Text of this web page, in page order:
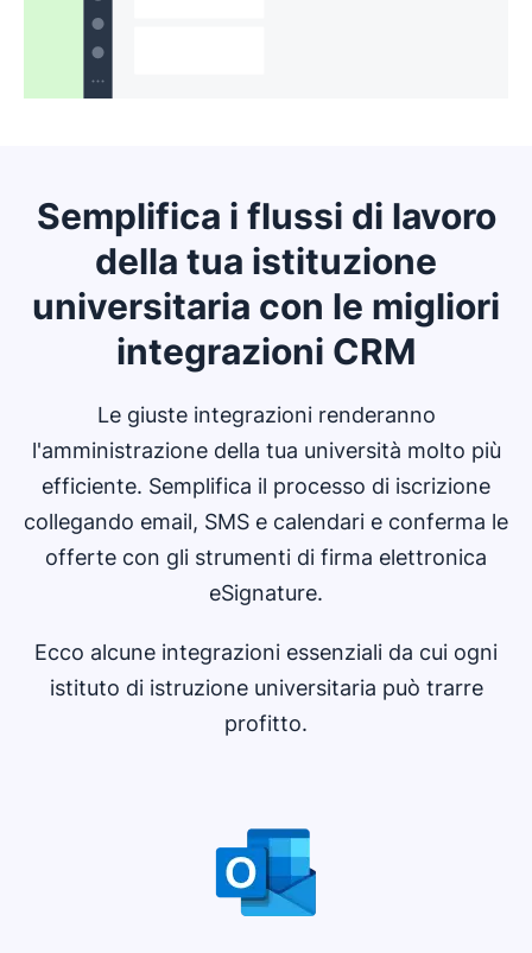
opportuno. Semplifica i compiti del tuo impiegato
marketing per fornire aggiornamenti trasparenti
Semplifica i flussi di lavoro
della tua istituzione
universitaria con le migliori
integrazioni CRM
Le giuste integrazioni renderanno
l'amministrazione della tua università molto più
efficiente. Semplifica il processo di iscrizione
collegando email, SMS e calendari e conferma le
offerte con gli strumenti di firma elettronica
eSignature.
Ecco alcune integrazioni essenziali da cui ogni
istituto di istruzione universitaria può trarre
profitto.